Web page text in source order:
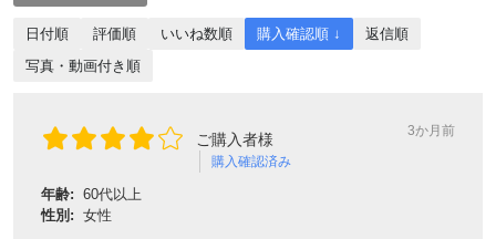
日付順 評価順 いいね数順 購入確認順 ↓
返信順
写真・動画付き順
ご購入者様
購入確認済み
3か月前
年齢: 60代以上
性別: 女性